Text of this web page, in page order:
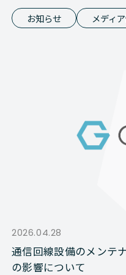
お知らせ メディ
2026.04.28
通信回線設備のメンテ
の影響について